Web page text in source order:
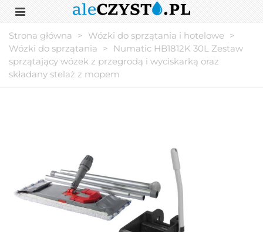
Strona główna > Wózki do sprzątania i hotelowe >
Wózki do sprzątania >
Numatic HB1812K 30L Zestaw
sprzątający wózek z przegrodą i wyciskarką oraz
składany stelaż z mopem